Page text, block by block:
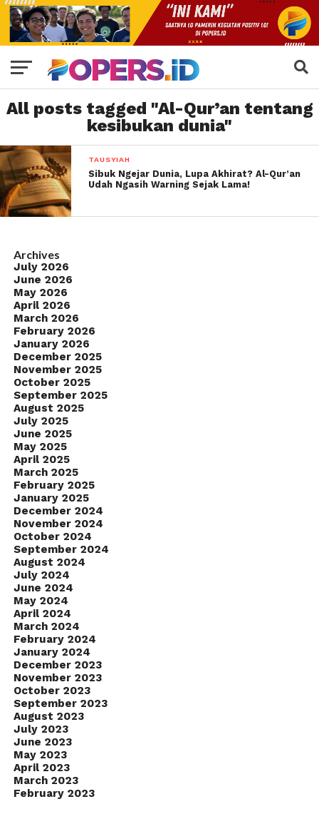
All posts tagged "Al-Qur’an tentang
kesibukan dunia"
TAUSYIAH
Sibuk Ngejar Dunia, Lupa Akhirat? Al-Qur’an
Udah Ngasih Warning Sejak Lama!
Archives
July 2026
June 2026
May 2026
April 2026
March 2026
February 2026
January 2026
December 2025
November 2025
October 2025
September 2025
August 2025
July 2025
June 2025
May 2025
April 2025
March 2025
February 2025
January 2025
December 2024
November 2024
October 2024
September 2024
August 2024
July 2024
June 2024
May 2024
April 2024
March 2024
February 2024
January 2024
December 2023
November 2023
October 2023
September 2023
August 2023
July 2023
June 2023
May 2023
April 2023
March 2023
February 2023